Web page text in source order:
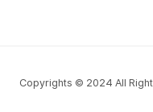
Copyrights © 2024 All